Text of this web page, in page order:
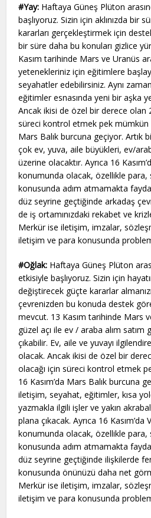
#Yay: Haftaya Güneş Plüton
başlıyoruz. Sizin için aklınızda bir
kararları gerçekleştirmek için
bir süre daha bu konuları gizlice
Kasım tarihinde Mars ve Uranüs
yetenekleriniz için eğitimlere
seyahatler edebilirsiniz. Aynı
eğitimler esnasında yeni bir aşka
Ancak ikisi de özel bir derece olan
süreci kontrol etmek pek mümkün
Mars Balık burcuna geçiyor. Artık
çok ev, yuva, aile büyükleri, ev/
üzerine olacaktır. Ayrıca 16
konumunda olacak, özellikle para,
konusunda adım atmamakta
düz seyrine geçtiğinde arkadaş
de iş ortamınızdaki rekabet ve
Merkür ise iletişim, imzalar,
iletişim ve para konusunda
#Oğlak: Haftaya Güneş Plüton
etkisiyle başlıyoruz. Sizin için
değiştirecek güçte kararlar
çevrenizden bu konuda destek
mevcut. 13 Kasım tarihinde Mars
güzel açı ile ev / araba alım satım
çıkabilir. Ev, aile ve yuvayı
olacak. Ancak ikisi de özel bir
olacağı için süreci kontrol etmek
16 Kasım’da Mars Balık burcuna
iletişim, seyahat, eğitimler, kısa
yazmakla ilgili işler ve yakın
plana çıkacak. Ayrıca 16
konumunda olacak, özellikle para,
konusunda adım atmamakta
düz seyrine geçtiğinde ilişkilerde
konusunda önünüzü daha net
Merkür ise iletişim, imzalar,
iletişim ve para konusunda